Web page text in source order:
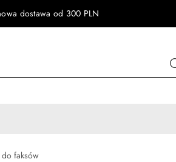
dostawa od 300 PLN
faksów